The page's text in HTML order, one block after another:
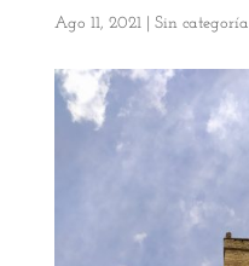
Ago 11, 2021| Sin categoría